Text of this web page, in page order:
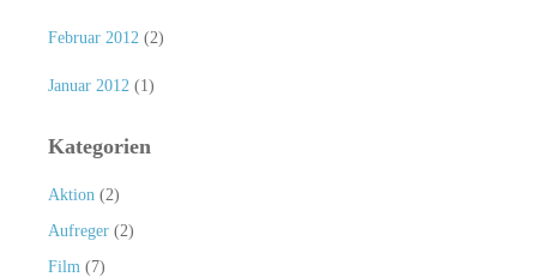
Februar 2012 (2)
Januar 2012 (1)
Kategorien
Aktion (2)
Aufreger(2)
Film (7)